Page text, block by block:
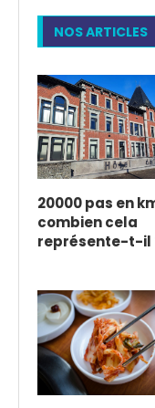
NOS ARTICLES
20000 pas en
combien cela
représente-t-il